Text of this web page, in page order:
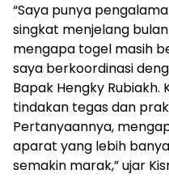
“Saya punya
singkat menjelang
mengapa togel masih
saya berkoordinasi
Bapak Hengky
tindakan tegas dan
Pertanyaannya,
aparat yang lebih
semakin marak,” ujar